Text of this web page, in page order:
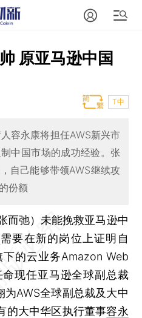
原亚马逊中国
T中
容永康将担任AWS新兴市
中国市场的成功经验。张
自己能够带领AWS继续攻
份额
而弛） 未能挽救亚马逊中
需要在新的岗位上证明自
的云业务Amazon Web
命现任亚马逊全球副总裁
AWS全球副总裁及大中
的大中华区执行董事容永